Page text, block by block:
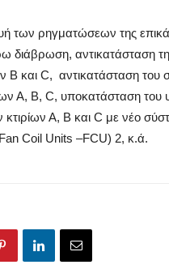
των ρηγματώσεων της
διάβρωση, αντικατάσταση
Β και C, αντικατάσταση
Α, Β, C, υποκατάσταση του
Α, Β και C με νέο
Coil Units –FCU) 2, κ.ά.